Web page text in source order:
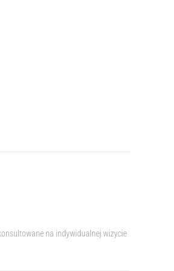
na indywidualnej wizycie